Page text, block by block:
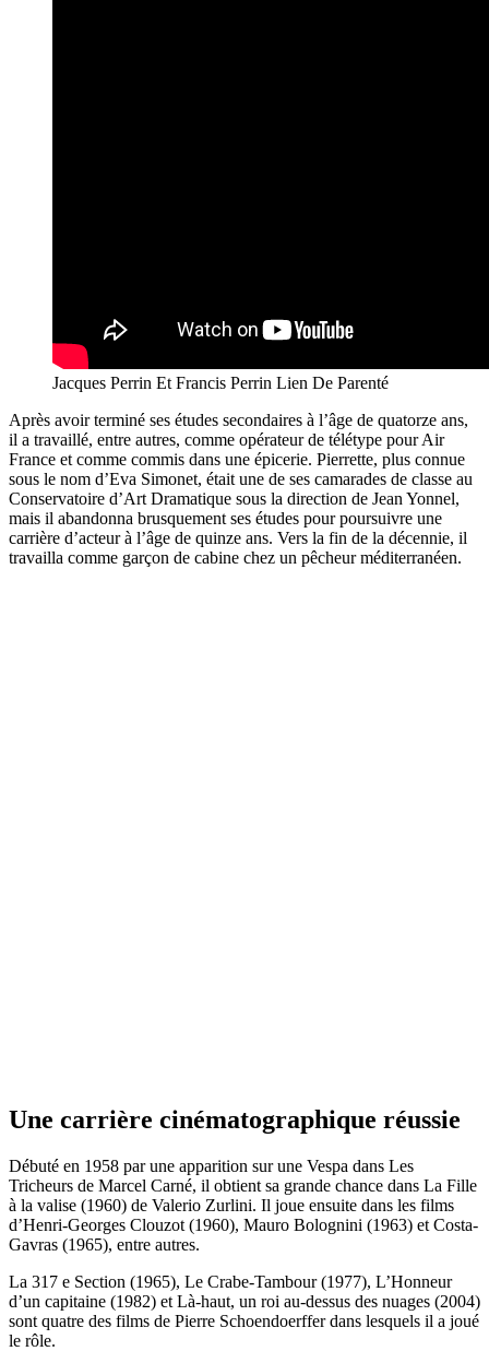
Jacques Perrin Et Francis Perrin Lien De Parenté
Après avoir terminé ses études secondaires à l’âge de quatorze ans,
il a travaillé, entre autres, comme opérateur de télétype pour Air
France et comme commis dans une épicerie. Pierrette, plus connue
sous le nom d’Eva Simonet, était une de ses camarades de classe au
Conservatoire d’Art Dramatique sous la direction de Jean Yonnel,
mais il abandonna brusquement ses études pour poursuivre une
carrière d’acteur à l’âge de quinze ans. Vers la fin de la décennie, il
travailla comme garçon de cabine chez un pêcheur méditerranéen.
Une carrière cinématographique réussie
Débuté en 1958 par une apparition sur une Vespa dans Les
Tricheurs de Marcel Carné, il obtient sa grande chance dans La Fille
à la valise (1960) de Valerio Zurlini. Il joue ensuite dans les films
d’Henri-Georges Clouzot (1960), Mauro Bolognini (1963) et Costa-
Gavras (1965), entre autres.
La 317 e Section (1965), Le Crabe-Tambour (1977), L’Honneur
d’un capitaine (1982) et Là-haut, un roi au-dessus des nuages (2004)
sont quatre des films de Pierre Schoendoerffer dans lesquels il a joué
le rôle.